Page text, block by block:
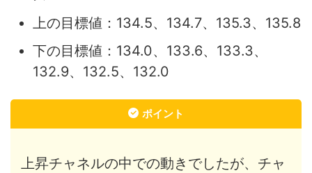
上の目標値：134.5、134.7、135.3、135.8
下の目標値：134.0、133.6、133.3、
132.9、132.5、132.0
ポイント
上昇チャネルの中での動きでしたが、チャ